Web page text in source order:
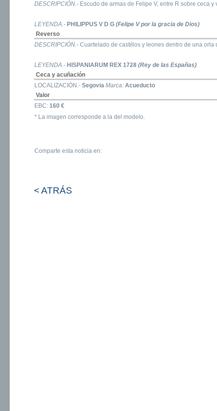
DESCRIPCIÓN.- Escudo de armas de Felipe V, entre R sobre ceca y
LEYENDA.- PHILIPPUS V D G (Felipe V por la gracia de Dios)
Reverso
DESCRIPCIÓN.- Cuartelado de castillos y leones dentro de una orla
LEYENDA.- HISPANIARUM REX 1728 (Rey de las Españas)
Ceca y acuñación
LOCALIZACIÓN.- Segovia Marca: Acueducto
Valor
EBC: 160 €
* La imagen corresponde a la del modelo.
Comparte esta noticia en:
< ATRÁS